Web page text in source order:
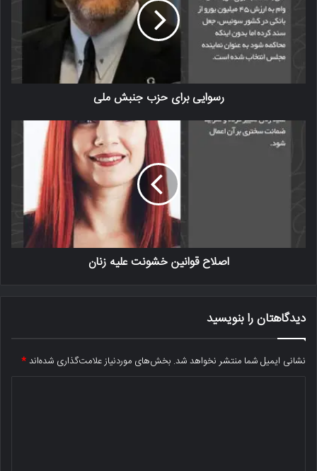
رسوایی برای حزب جنبش ملی
اصلاح قوانین خشونت علیه زنان
دیدگاهتان را بنویسید
نشانی ایمیل شما منتشر نخواهد شد. بخش‌های موردنیاز علامت‌گذاری شده‌اند*